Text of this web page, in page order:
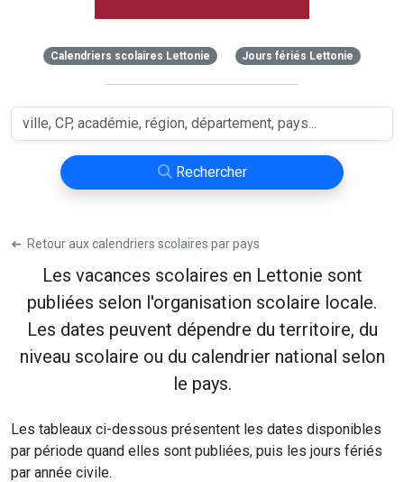
Calendriers scolaires Lettonie Jours fériés Lettonie
Rechercher
➔ Retour aux calendriers scolaires par pays
Les vacances scolaires en Lettonie sont
publiées selon l'organisation scolaire locale.
Les dates peuvent dépendre du territoire, du
niveau scolaire ou du calendrier national selon
le pays.
Les tableaux ci-dessous présentent les dates disponibles
par période quand elles sont publiées, puis les jours fériés
par année civile.